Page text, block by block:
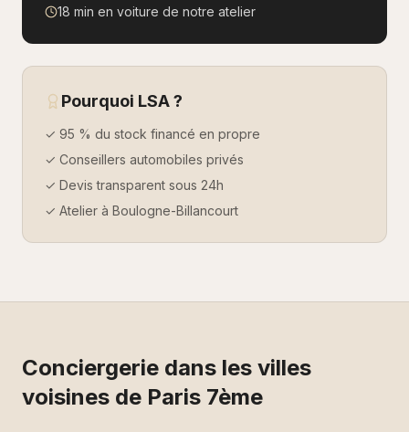
18 min en voiture de notre atelier
Pourquoi LSA ?
✓ 95 % du stock financé en propre
✓ Conseillers automobiles privés
✓ Devis transparent sous 24h
✓ Atelier à Boulogne-Billancourt
Conciergerie dans les villes
voisines de Paris 7ème